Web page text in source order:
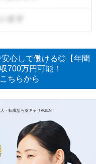
安心して働ける◎【年間
700万円可能！
ちらから
・転職なら薬キャリAGENT